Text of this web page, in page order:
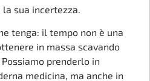
sua incertezza.
tenga: il tempo non è una
in massa scavando
prenderlo in
medicina, ma anche in